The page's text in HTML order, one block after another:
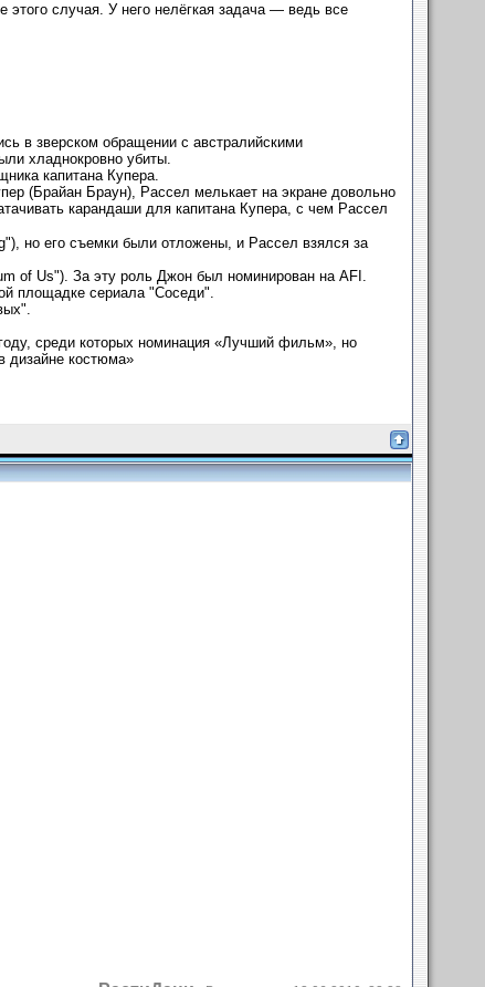
этого случая. У него нелёгкая задача — ведь все
в зверском обращении с австралийскими
хладнокровно убиты.
капитана Купера.
(Брайан Браун), Рассел мелькает на экране довольно
карандаши для капитана Купера, с чем Рассел
но его съемки были отложены, и Рассел взялся за
of Us"). За эту роль Джон был номинирован на AFI.
площадке сериала "Соседи".
среди которых номинация «Лучший фильм», но
дизайне костюма»